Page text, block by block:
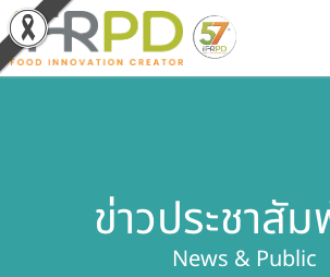
ผลิตภัณฑ์และจำหน่าย
ข่าวประชาสั
News & Public